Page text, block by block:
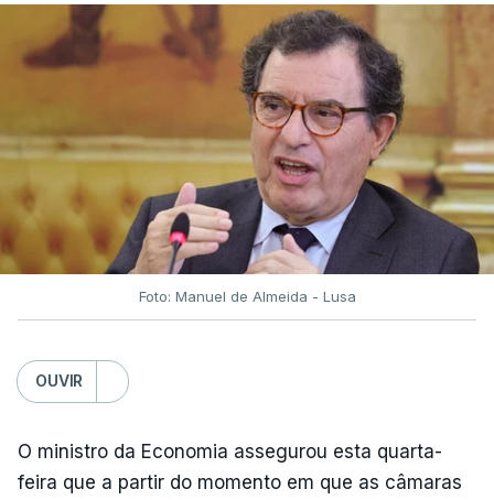
Foto: Manuel de Almeida - Lusa
OUVIR
O ministro da Economia assegurou esta quarta-
feira que a partir do momento em que as câmaras